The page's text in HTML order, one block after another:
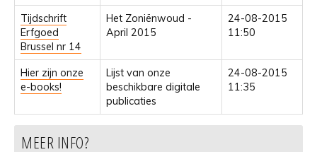
Tijdschrift
Erfgoed
Brussel nr 14
Het Zoniënwoud -
April 2015
24-08-2015
11:50
Hier zijn onze
e-books!
Lijst van onze
beschikbare digitale
publicaties
24-08-2015
11:35
MEER INFO?